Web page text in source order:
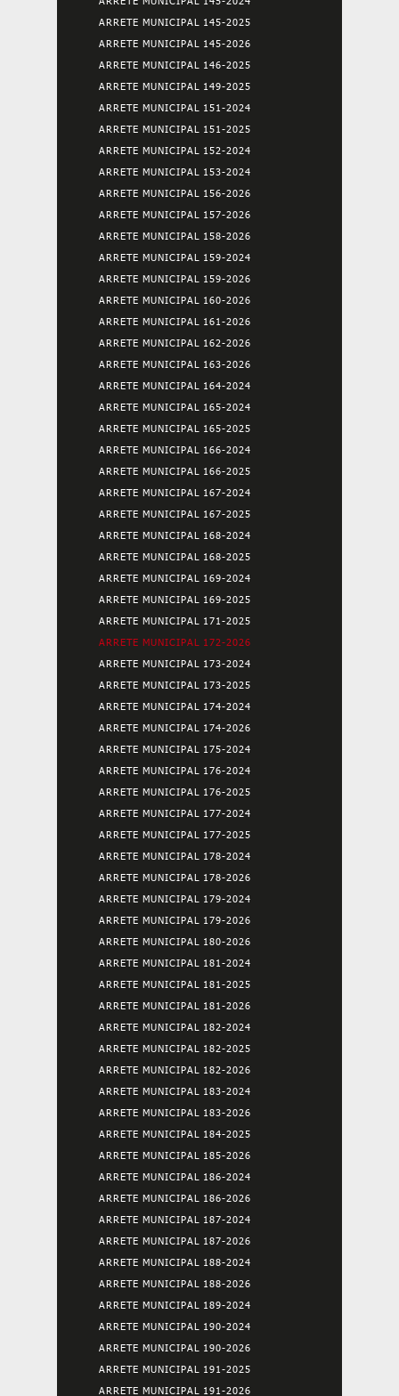
ARRETE MUNICIPAL 145-2025
ARRETE MUNICIPAL 145-2026
ARRETE MUNICIPAL 146-2025
ARRETE MUNICIPAL 149-2025
ARRETE MUNICIPAL 151-2024
ARRETE MUNICIPAL 151-2025
ARRETE MUNICIPAL 152-2024
ARRETE MUNICIPAL 153-2024
ARRETE MUNICIPAL 156-2026
ARRETE MUNICIPAL 157-2026
ARRETE MUNICIPAL 158-2026
ARRETE MUNICIPAL 159-2024
ARRETE MUNICIPAL 159-2026
ARRETE MUNICIPAL 160-2026
ARRETE MUNICIPAL 161-2026
ARRETE MUNICIPAL 162-2026
ARRETE MUNICIPAL 163-2026
ARRETE MUNICIPAL 164-2024
ARRETE MUNICIPAL 165-2024
ARRETE MUNICIPAL 165-2025
ARRETE MUNICIPAL 166-2024
ARRETE MUNICIPAL 166-2025
ARRETE MUNICIPAL 167-2024
ARRETE MUNICIPAL 167-2025
ARRETE MUNICIPAL 168-2024
ARRETE MUNICIPAL 168-2025
ARRETE MUNICIPAL 169-2024
ARRETE MUNICIPAL 169-2025
ARRETE MUNICIPAL 171-2025
ARRETE MUNICIPAL 172-2026
ARRETE MUNICIPAL 173-2024
ARRETE MUNICIPAL 173-2025
ARRETE MUNICIPAL 174-2024
ARRETE MUNICIPAL 174-2026
ARRETE MUNICIPAL 175-2024
ARRETE MUNICIPAL 176-2024
ARRETE MUNICIPAL 176-2025
ARRETE MUNICIPAL 177-2024
ARRETE MUNICIPAL 177-2025
ARRETE MUNICIPAL 178-2024
ARRETE MUNICIPAL 178-2026
ARRETE MUNICIPAL 179-2024
ARRETE MUNICIPAL 179-2026
ARRETE MUNICIPAL 180-2026
ARRETE MUNICIPAL 181-2024
ARRETE MUNICIPAL 181-2025
ARRETE MUNICIPAL 181-2026
ARRETE MUNICIPAL 182-2024
ARRETE MUNICIPAL 182-2025
ARRETE MUNICIPAL 182-2026
ARRETE MUNICIPAL 183-2024
ARRETE MUNICIPAL 183-2026
ARRETE MUNICIPAL 184-2025
ARRETE MUNICIPAL 185-2026
ARRETE MUNICIPAL 186-2024
ARRETE MUNICIPAL 186-2026
ARRETE MUNICIPAL 187-2024
ARRETE MUNICIPAL 187-2026
ARRETE MUNICIPAL 188-2024
ARRETE MUNICIPAL 188-2026
ARRETE MUNICIPAL 189-2024
ARRETE MUNICIPAL 190-2024
ARRETE MUNICIPAL 190-2026
ARRETE MUNICIPAL 191-2025
ARRETE MUNICIPAL 191-2026